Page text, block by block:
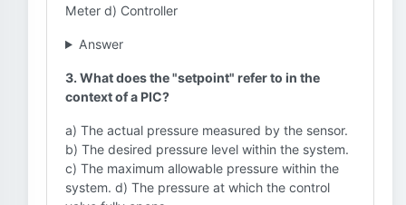
Meter d) Controller
Answer
3. What does the "setpoint" refer to in the
context of a PIC?
a) The actual pressure measured by the sensor.
b) The desired pressure level within the system.
c) The maximum allowable pressure within the
system. d) The pressure at which the control